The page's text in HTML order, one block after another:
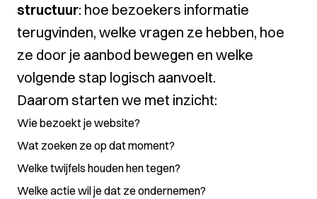
structuur: hoe bezoekers informatie
terugvinden, welke vragen ze hebben, hoe
ze door je aanbod bewegen en welke
volgende stap logisch aanvoelt.
Daarom starten we met inzicht:
Wie bezoekt je website?
Wat zoeken ze op dat moment?
Welke twijfels houden hen tegen?
Welke actie wil je dat ze ondernemen?